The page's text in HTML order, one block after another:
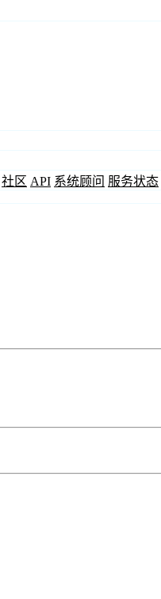
社区 API 系统顾问 服务状态